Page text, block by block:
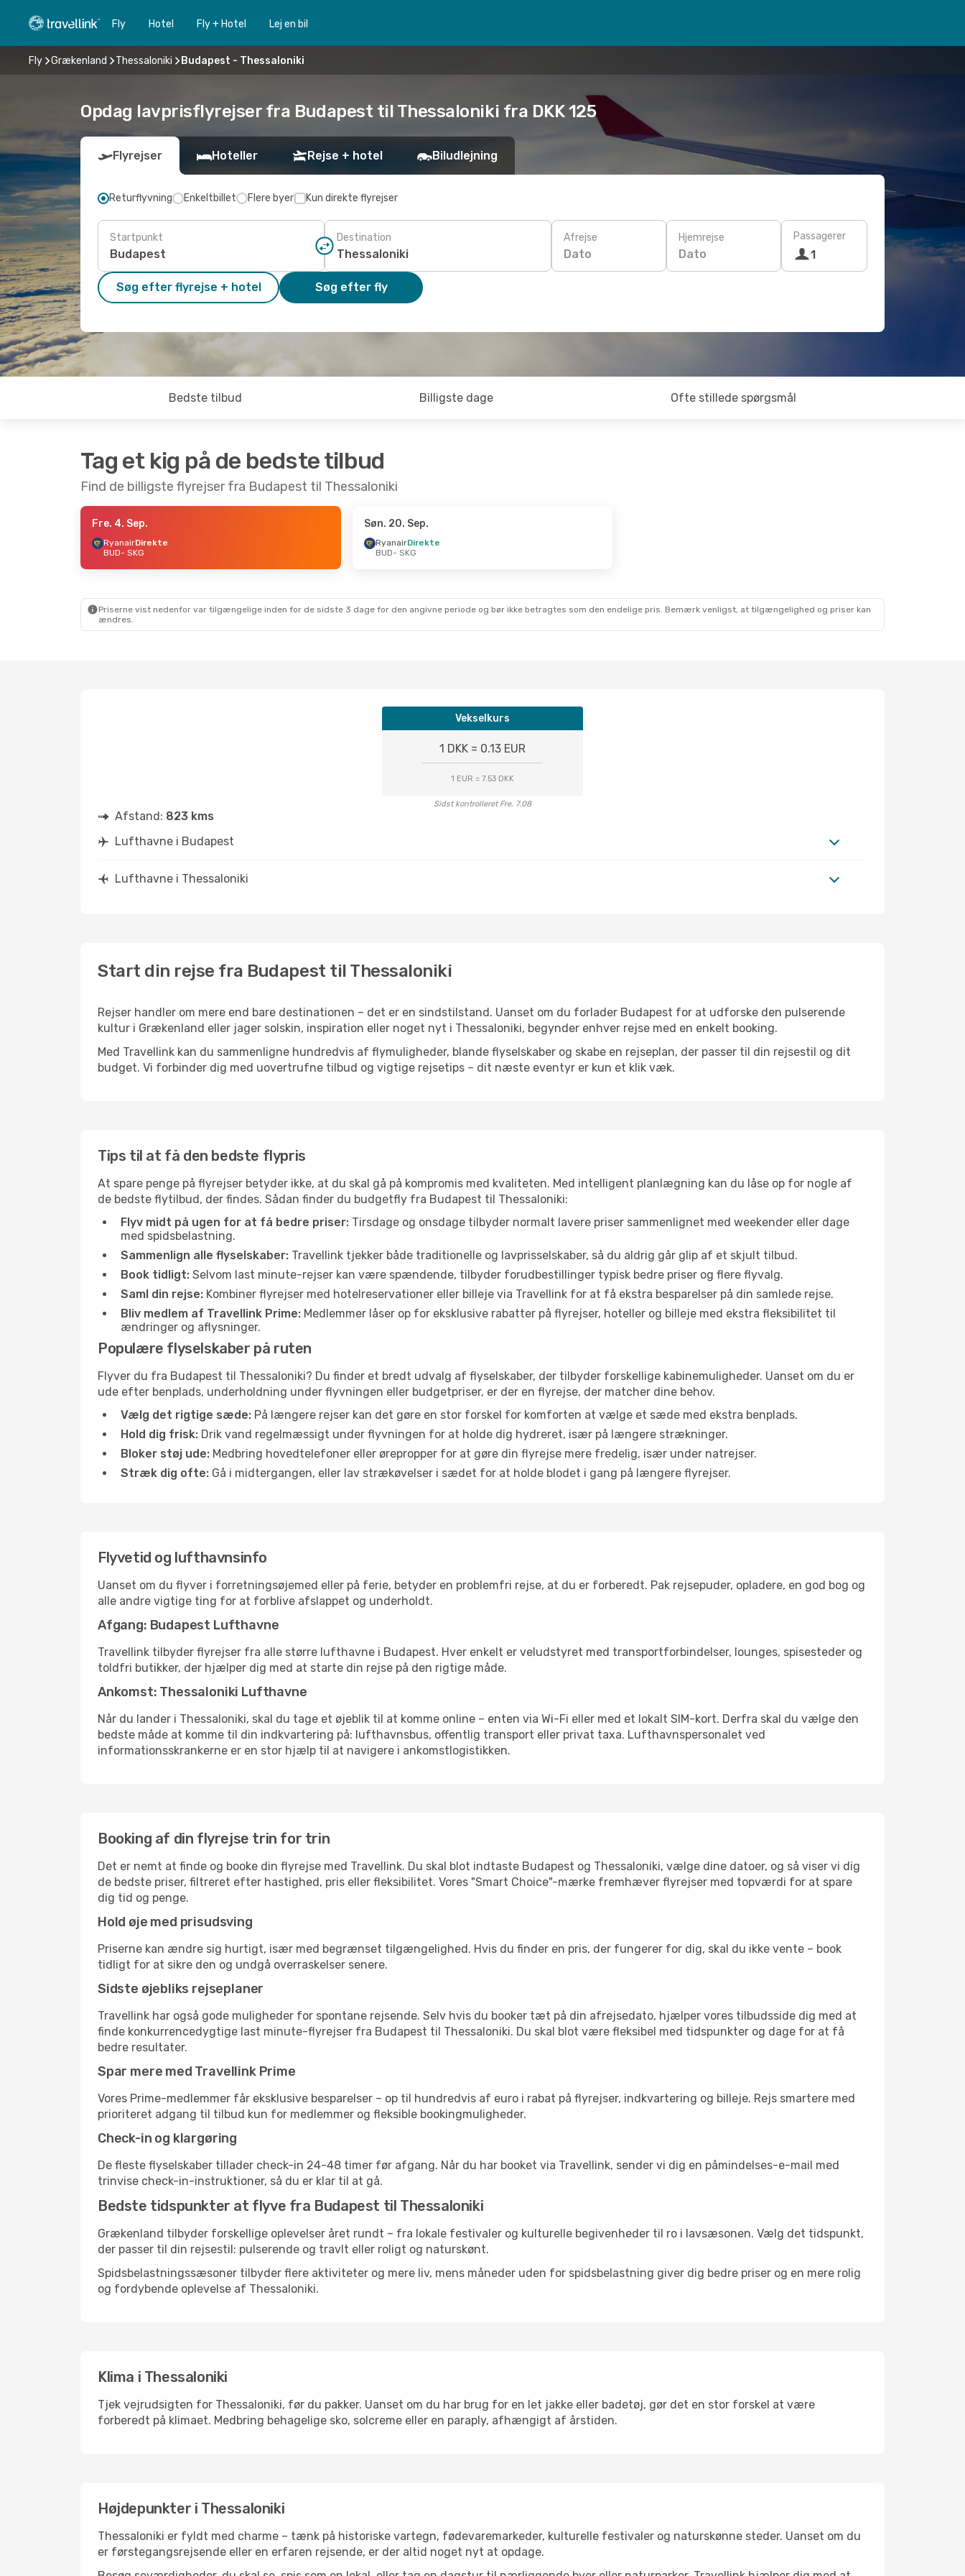
Fly Hotel Fly + Hotel Lej en bil
Fly Grækenland Thessaloniki Budapest - Thessaloniki
Opdag lavprisflyrejser fra Budapest til Thessaloniki fra DKK 125
Flyrejser Hoteller Rejse + hotel Biludlejning
Returflyvning Enkeltbillet Flere byer Kun direkte flyrejser
Startpunkt Destination Afrejse
Dato
Hjemrejse
Dato
Passagerer
1
Søg efter flyrejse + hotel Søg efter fly
Bedste tilbud Billigste dage Ofte stillede spørgsmål
Tag et kig på de bedste tilbud
Find de billigste flyrejser fra Budapest til Thessaloniki
Fre. 4. Sep.
RyanairDirekte
BUD- SKG
Søn. 20. Sep.
RyanairDirekte
BUD- SKG
Priserne vist nedenfor var tilgængelige inden for de sidste 3 dage for den angivne periode og bør ikke betragtes som den endelige pris. Bemærk venligst, at tilgængelighed og priser kan
ændres.
Vekselkurs
1 DKK = 0.13 EUR
1 EUR = 7.53 DKK
Sidst kontrolleret Fre. 7.08
Afstand: 823 kms
Lufthavne i Budapest
Lufthavne i Thessaloniki
Start din rejse fra Budapest til Thessaloniki
Rejser handler om mere end bare destinationen – det er en sindstilstand. Uanset om du forlader Budapest for at udforske den pulserende
kultur i Grækenland eller jager solskin, inspiration eller noget nyt i Thessaloniki, begynder enhver rejse med en enkelt booking.
Med Travellink kan du sammenligne hundredvis af flymuligheder, blande flyselskaber og skabe en rejseplan, der passer til din rejsestil og dit
budget. Vi forbinder dig med uovertrufne tilbud og vigtige rejsetips – dit næste eventyr er kun et klik væk.
Tips til at få den bedste flypris
At spare penge på flyrejser betyder ikke, at du skal gå på kompromis med kvaliteten. Med intelligent planlægning kan du låse op for nogle af
de bedste flytilbud, der findes. Sådan finder du budgetfly fra Budapest til Thessaloniki:
Flyv midt på ugen for at få bedre priser: Tirsdage og onsdage tilbyder normalt lavere priser sammenlignet med weekender eller dage
med spidsbelastning.
Sammenlign alle flyselskaber: Travellink tjekker både traditionelle og lavprisselskaber, så du aldrig går glip af et skjult tilbud.
Book tidligt: Selvom last minute-rejser kan være spændende, tilbyder forudbestillinger typisk bedre priser og flere flyvalg.
Saml din rejse: Kombiner flyrejser med hotelreservationer eller billeje via Travellink for at få ekstra besparelser på din samlede rejse.
Bliv medlem af Travellink Prime: Medlemmer låser op for eksklusive rabatter på flyrejser, hoteller og billeje med ekstra fleksibilitet til
ændringer og aflysninger.
Populære flyselskaber på ruten
Flyver du fra Budapest til Thessaloniki? Du finder et bredt udvalg af flyselskaber, der tilbyder forskellige kabinemuligheder. Uanset om du er
ude efter benplads, underholdning under flyvningen eller budgetpriser, er der en flyrejse, der matcher dine behov.
Vælg det rigtige sæde: På længere rejser kan det gøre en stor forskel for komforten at vælge et sæde med ekstra benplads.
Hold dig frisk: Drik vand regelmæssigt under flyvningen for at holde dig hydreret, især på længere strækninger.
Bloker støj ude: Medbring hovedtelefoner eller ørepropper for at gøre din flyrejse mere fredelig, især under natrejser.
Stræk dig ofte: Gå i midtergangen, eller lav strækøvelser i sædet for at holde blodet i gang på længere flyrejser.
Flyvetid og lufthavnsinfo
Uanset om du flyver i forretningsøjemed eller på ferie, betyder en problemfri rejse, at du er forberedt. Pak rejsepuder, opladere, en god bog og
alle andre vigtige ting for at forblive afslappet og underholdt.
Afgang: Budapest Lufthavne
Travellink tilbyder flyrejser fra alle større lufthavne i Budapest. Hver enkelt er veludstyret med transportforbindelser, lounges, spisesteder og
toldfri butikker, der hjælper dig med at starte din rejse på den rigtige måde.
Ankomst: Thessaloniki Lufthavne
Når du lander i Thessaloniki, skal du tage et øjeblik til at komme online – enten via Wi-Fi eller med et lokalt SIM-kort. Derfra skal du vælge den
bedste måde at komme til din indkvartering på: lufthavnsbus, offentlig transport eller privat taxa. Lufthavnspersonalet ved
informationsskrankerne er en stor hjælp til at navigere i ankomstlogistikken.
Booking af din flyrejse trin for trin
Det er nemt at finde og booke din flyrejse med Travellink. Du skal blot indtaste Budapest og Thessaloniki, vælge dine datoer, og så viser vi dig
de bedste priser, filtreret efter hastighed, pris eller fleksibilitet. Vores "Smart Choice"-mærke fremhæver flyrejser med topværdi for at spare
dig tid og penge.
Hold øje med prisudsving
Priserne kan ændre sig hurtigt, især med begrænset tilgængelighed. Hvis du finder en pris, der fungerer for dig, skal du ikke vente – book
tidligt for at sikre den og undgå overraskelser senere.
Sidste øjebliks rejseplaner
Travellink har også gode muligheder for spontane rejsende. Selv hvis du booker tæt på din afrejsedato, hjælper vores tilbudsside dig med at
finde konkurrencedygtige last minute-flyrejser fra Budapest til Thessaloniki. Du skal blot være fleksibel med tidspunkter og dage for at få
bedre resultater.
Spar mere med Travellink Prime
Vores Prime-medlemmer får eksklusive besparelser – op til hundredvis af euro i rabat på flyrejser, indkvartering og billeje. Rejs smartere med
prioriteret adgang til tilbud kun for medlemmer og fleksible bookingmuligheder.
Check-in og klargøring
De fleste flyselskaber tillader check-in 24-48 timer før afgang. Når du har booket via Travellink, sender vi dig en påmindelses-e-mail med
trinvise check-in-instruktioner, så du er klar til at gå.
Bedste tidspunkter at flyve fra Budapest til Thessaloniki
Grækenland tilbyder forskellige oplevelser året rundt – fra lokale festivaler og kulturelle begivenheder til ro i lavsæsonen. Vælg det tidspunkt,
der passer til din rejsestil: pulserende og travlt eller roligt og naturskønt.
Spidsbelastningssæsoner tilbyder flere aktiviteter og mere liv, mens måneder uden for spidsbelastning giver dig bedre priser og en mere rolig
og fordybende oplevelse af Thessaloniki.
Klima i Thessaloniki
Tjek vejrudsigten for Thessaloniki, før du pakker. Uanset om du har brug for en let jakke eller badetøj, gør det en stor forskel at være
forberedt på klimaet. Medbring behagelige sko, solcreme eller en paraply, afhængigt af årstiden.
Højdepunkter i Thessaloniki
Thessaloniki er fyldt med charme – tænk på historiske vartegn, fødevaremarkeder, kulturelle festivaler og naturskønne steder. Uanset om du
er førstegangsrejsende eller en erfaren rejsende, er der altid noget nyt at opdage.